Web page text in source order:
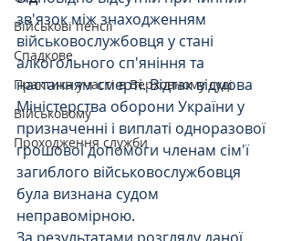
Військові пенсії
Спадкове
Практика участі в Верховному суді
Військовому
Проходження служби
зв'язок між знаходженням
військовослужбовця у стані
алкогольного сп'яніння та
настанням смерті. Відтак відмова
Міністерства оборони України у
призначенні і виплаті одноразової
грошової допомоги членам сім'ї
загиблого військовослужбовця
була визнана судом
неправомірною.
За результатами розгляду даної